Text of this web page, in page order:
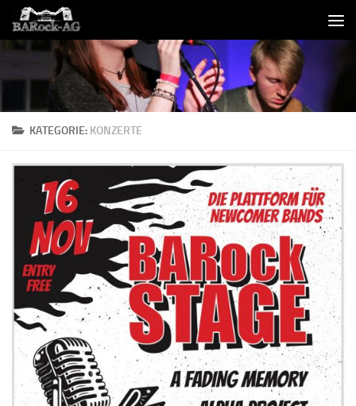
Skip to content
KATEGORIE: KONZERTE